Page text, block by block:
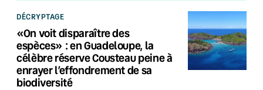
DÉCRYPTAGE
«On voit disparaître des
espèces» : en Guadeloupe, la
célèbre réserve Cousteau peine à
enrayer l’effondrement de sa
biodiversité